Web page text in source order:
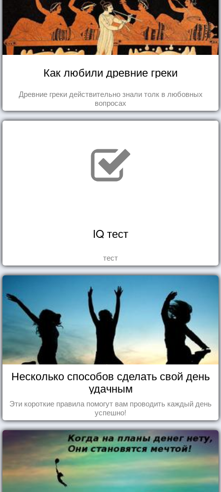
Как любили древние греки
Древние греки действительно знали толк в любовных
вопросах
IQ тест
тест
Несколько способов сделать свой день
удачным
Эти короткие правила помогут вам проводить каждый день
успешно!